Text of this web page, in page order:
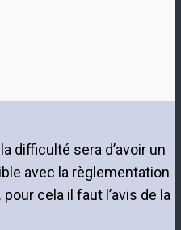
difficulté sera d’avoir un
avec la règlementation
pour cela il faut l’avis de la